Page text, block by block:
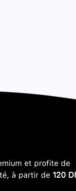
et profite de
à partir de 120